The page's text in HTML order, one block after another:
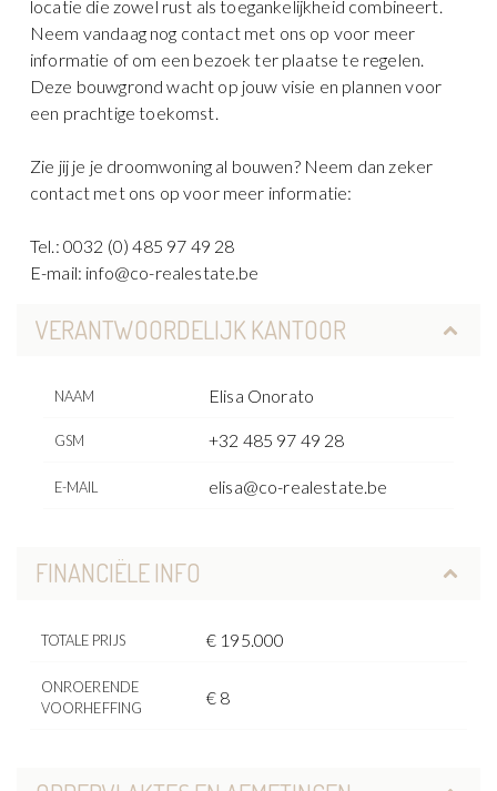
locatie die zowel rust als toegankelijkheid combineert.
Neem vandaag nog contact met ons op voor meer
informatie of om een bezoek ter plaatse te regelen.
Deze bouwgrond wacht op jouw visie en plannen voor
een prachtige toekomst.
Zie jij je je droomwoning al bouwen? Neem dan zeker
contact met ons op voor meer informatie:
Tel.: 0032 (0) 485 97 49 28
E-mail: info@co-realestate.be
VERANTWOORDELIJK KANTOOR
NAAM Elisa Onorato
GSM +32 485 97 49 28
E-MAIL elisa@co-realestate.be
FINANCIËLE INFO
TOTALE PRIJS € 195.000
ONROERENDE
VOORHEFFING
€ 8